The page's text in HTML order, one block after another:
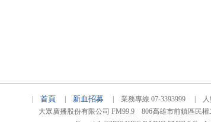
首頁 新血招募 | 業務專線 07-3393999 | 人
大眾廣播股份有限公司 FM99.9 806高雄市前鎮區民權